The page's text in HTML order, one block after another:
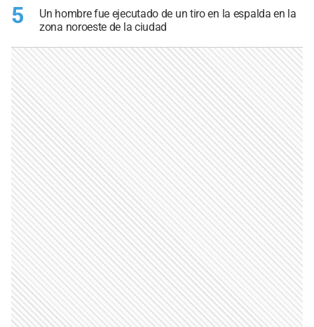
5
Un hombre fue ejecutado de un tiro en la espalda en la
zona noroeste de la ciudad